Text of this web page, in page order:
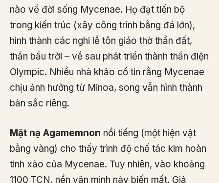
nào về đời sống Mycenae. Họ đạt tiến bộ
trong kiến trúc (xây công trình bằng đá lớn),
hình thành các nghi lễ tôn giáo thờ thần đất,
thần bầu trời – về sau phát triển thành thần điện
Olympic. Nhiều nhà khảo cổ tin rằng Mycenae
chịu ảnh hưởng từ Minoa, song vẫn hình thành
bản sắc riêng.
Mặt nạ Agamemnon nổi tiếng (một hiện vật
bằng vàng) cho thấy trình độ chế tác kim hoàn
tinh xảo của Mycenae. Tuy nhiên, vào khoảng
1100 TCN, nền văn minh này biến mất. Giả